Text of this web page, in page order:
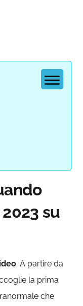
su
. A partire da
la prima
che